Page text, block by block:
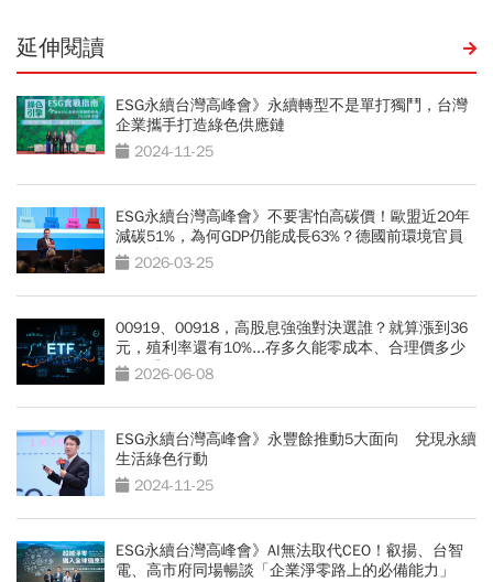
延伸閱讀
ESG永續台灣高峰會》永續轉型不是單打獨鬥，台灣
企業攜手打造綠色供應鏈
2024-11-25
ESG永續台灣高峰會》不要害怕高碳價！歐盟近20年
減碳51%，為何GDP仍能成長63%？德國前環境官員
揭關鍵
2026-03-25
00919、00918，高股息強強對決選誰？就算漲到36
元，殖利率還有10%...存多久能零成本、合理價多少
一次看
2026-06-08
ESG永續台灣高峰會》永豐餘推動5大面向 兌現永續
生活綠色行動
2024-11-25
ESG永續台灣高峰會》AI無法取代CEO！叡揚、台智
電、高市府同場暢談「企業淨零路上的必備能力」